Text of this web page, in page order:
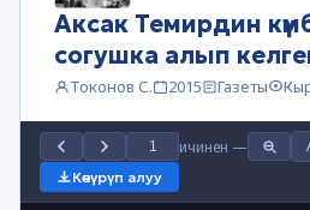
Аксак Темирдин
согушка алып
Токонов С. 2015 Газеты
ичинен —
Көчүрүп алуу